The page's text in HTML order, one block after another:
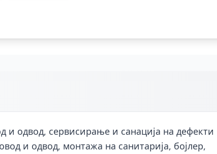
и одвод, сервисирање и санација на дефекти
и одвод, монтажа на санитарија, бојлер,